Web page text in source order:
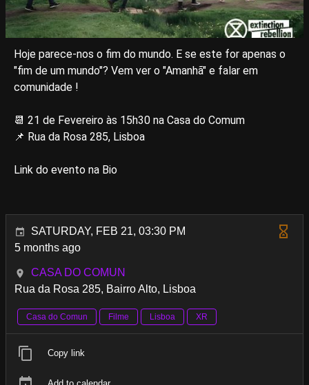
Hoje parece-nos o fim do mundo. E se este for apenas o
"fim de um mundo"? Vem ver o "Amanhã" e falar em
comunidade !
📆 21 de Fevereiro às 15h30 na Casa do Comum
📌 Rua da Rosa 285, Lisboa
Link do evento na Bio
SATURDAY, FEB 21, 03:30 PM
5 months ago
CASA DO COMUN
Rua da Rosa 285, Bairro Alto, Lisboa
Casa do Comun Filme Lisboa XR
Copy link